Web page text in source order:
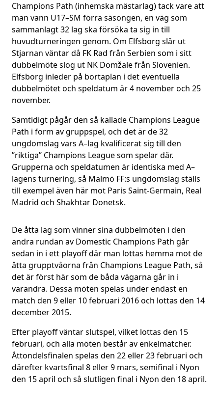
Champions Path (inhemska mästarlag) tack vare att
man vann U17–SM förra säsongen, en väg som
sammanlagt 32 lag ska försöka ta sig in till
huvudturneringen genom. Om Elfsborg slår ut
Stjarnan väntar då FK Rad från Serbien som i sitt
dubbelmöte slog ut NK Domžale från Slovenien.
Elfsborg inleder på bortaplan i det eventuella
dubbelmötet och speldatum är 4 november och 25
november.
Samtidigt pågår den så kallade Champions League
Path i form av gruppspel, och det är de 32
ungdomslag vars A–lag kvalificerat sig till den
”riktiga” Champions League som spelar där.
Grupperna och speldatumen är identiska med A–
lagens turnering, så Malmö FF:s ungdomslag ställs
till exempel även här mot Paris Saint-Germain, Real
Madrid och Shakhtar Donetsk.
De åtta lag som vinner sina dubbelmöten i den
andra rundan av Domestic Champions Path går
sedan in i ett playoff där man lottas hemma mot de
åtta grupptvåorna från Champions League Path, så
det är först här som de båda vägarna går in i
varandra. Dessa möten spelas under endast en
match den 9 eller 10 februari 2016 och lottas den 14
december 2015.
Efter playoff väntar slutspel, vilket lottas den 15
februari, och alla möten består av enkelmatcher.
Åttondelsfinalen spelas den 22 eller 23 februari och
därefter kvartsfinal 8 eller 9 mars, semifinal i Nyon
den 15 april och så slutligen final i Nyon den 18 april.